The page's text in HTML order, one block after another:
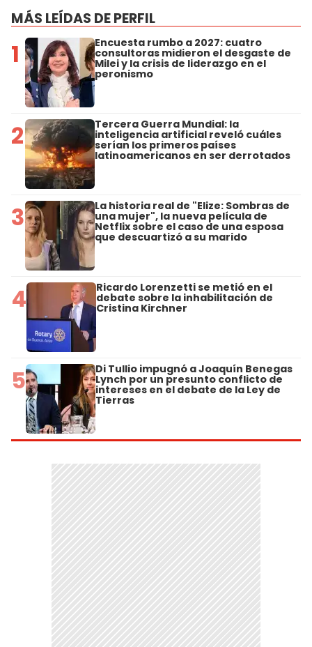
MÁS LEÍDAS DE PERFIL
1 Encuesta rumbo a 2027: cuatro
consultoras midieron el desgaste de
Milei y la crisis de liderazgo en el
peronismo
2 Tercera Guerra Mundial: la
inteligencia artificial reveló cuáles
serían los primeros países
latinoamericanos en ser derrotados
3 La historia real de "Elize: Sombras de
una mujer", la nueva película de
Netflix sobre el caso de una esposa
que descuartizó a su marido
4 Ricardo Lorenzetti se metió en el
debate sobre la inhabilitación de
Cristina Kirchner
5 Di Tullio impugnó a Joaquín Benegas
Lynch por un presunto conflicto de
intereses en el debate de la Ley de
Tierras